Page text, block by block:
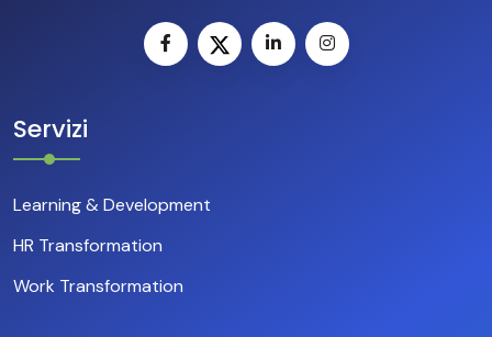
Servizi
Learning & Development
HR Transformation
Work Transformation